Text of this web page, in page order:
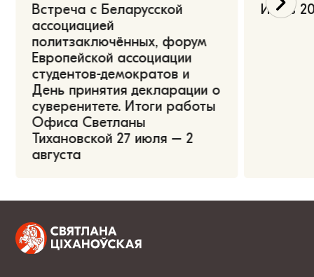
Встреча с Беларусской
ассоциацией
политзаключённых, форум
Европейской ассоциации
студентов-демократов и
День принятия декларации о
суверенитете. Итоги работы
Офиса Светланы
Тихановской 27 июля – 2
августа
Июль